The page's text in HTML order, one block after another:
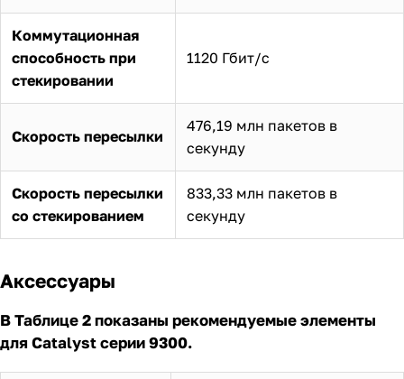
Коммутационная
способность при
стекировании
1120 Гбит/с
Скорость пересылки
476,19 млн пакетов в
секунду
Скорость пересылки
со стекированием
833,33 млн пакетов в
секунду
Аксессуары
В Таблице 2 показаны рекомендуемые элементы
для Catalyst серии 9300.